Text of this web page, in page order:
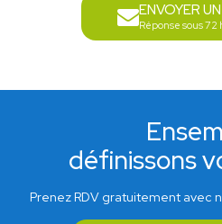
ENVOYER
Réponse sous 72
définissons
Prenez RDV gratuitement avec